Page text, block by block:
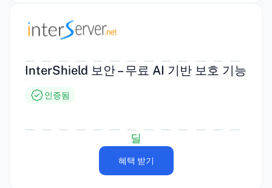
InterShield 보안 – 무료 AI 기반 보호 기능
인증됨
딜
혜택 받기